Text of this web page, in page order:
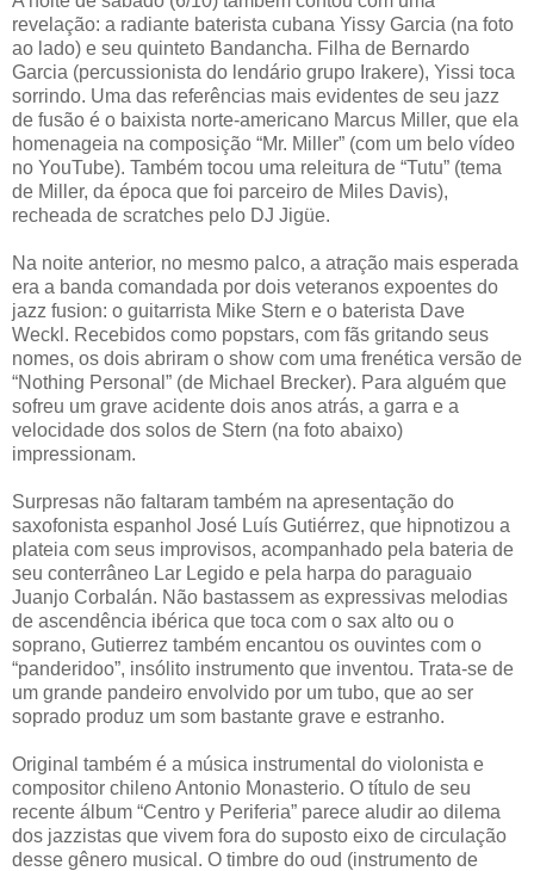
revelação: a radiante baterista cubana Yissy Garcia (na foto
ao lado) e seu quinteto Bandancha. Filha de Bernardo
Garcia (percussionista do lendário grupo Irakere), Yissi toca
sorrindo. Uma das referências mais evidentes de seu jazz
de fusão é o baixista norte-americano Marcus Miller, que ela
homenageia na composição “Mr. Miller” (com um belo vídeo
no YouTube). Também tocou uma releitura de “Tutu” (tema
de Miller, da época que foi parceiro de Miles Davis),
recheada de scratches pelo DJ Jigüe.
Na noite anterior, no mesmo palco, a atração mais esperada
era a banda comandada por dois veteranos expoentes do
jazz fusion: o guitarrista Mike Stern e o baterista Dave
Weckl. Recebidos como popstars, com fãs gritando seus
nomes, os dois abriram o show com uma frenética versão de
“Nothing Personal” (de Michael Brecker). Para alguém que
sofreu um grave acidente dois anos atrás, a garra e a
velocidade dos solos de Stern (na foto abaixo)
impressionam.
Surpresas não faltaram também na apresentação do
saxofonista espanhol José Luís Gutiérrez, que hipnotizou a
plateia com seus improvisos, acompanhado pela bateria de
seu conterrâneo Lar Legido e pela harpa do paraguaio
Juanjo Corbalán. Não bastassem as expressivas melodias
de ascendência ibérica que toca com o sax alto ou o
soprano, Gutierrez também encantou os ouvintes com o
“panderidoo”, insólito instrumento que inventou. Trata-se de
um grande pandeiro envolvido por um tubo, que ao ser
soprado produz um som bastante grave e estranho.
Original também é a música instrumental do violonista e
compositor chileno Antonio Monasterio. O título de seu
recente álbum “Centro y Periferia” parece aludir ao dilema
dos jazzistas que vivem fora do suposto eixo de circulação
desse gênero musical. O timbre do oud (instrumento de